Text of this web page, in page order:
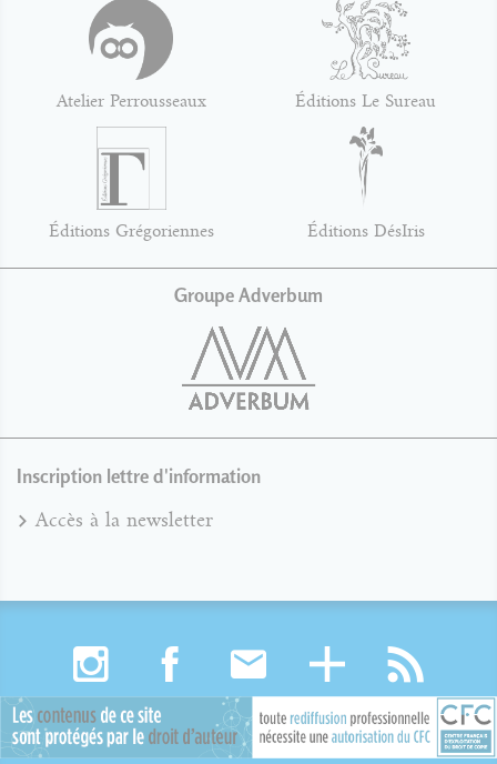
Atelier Perrousseaux Éditions Le Sureau
Éditions Grégoriennes Éditions DésIris
Groupe Adverbum
Inscription lettre d'information
Accès à la newsletter